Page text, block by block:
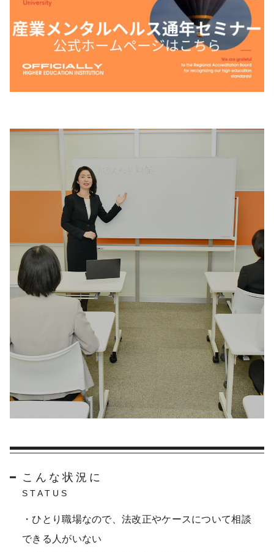
こんな状況に
STATUS
・ひとり職場なので、法改正やケースについて相談
できる人がいない